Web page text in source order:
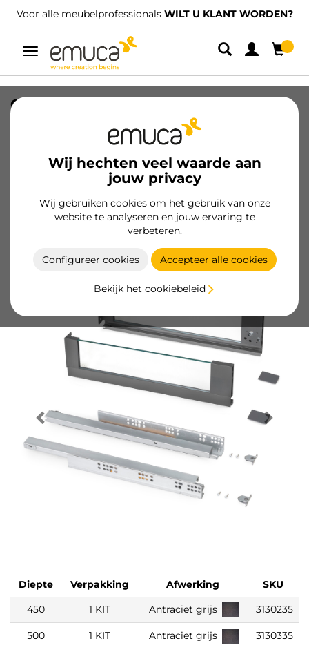
Voor alle meubelprofessionals WILT U KLANT WORDEN?
Umschaltbare
Navigation
Wij hechten veel waarde aan
jouw privacy
Wij gebruiken cookies om het gebruik van onze
website te analyseren en jouw ervaring te
verbeteren.
Configureer cookies Accepteer alle cookies
Bekijk het cookiebeleid
Outdoor Vertex 40kg lade met glazen
zijpaneel hoogte 131mm, diepte
450mm, Staal en Aluminium en Glas,
8432393287065
Klant worden
Productspecificatie
Diepte Verpakking Afwerking
SKU
450
1 KIT Antraciet grijs 3130235
500 1 KIT Antraciet grijs 3130335